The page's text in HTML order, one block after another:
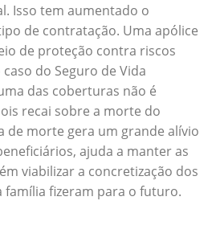
Isso tem aumentado o
de contratação. Uma apólice
de proteção contra riscos
do Seguro de Vida
das coberturas não é
recai sobre a morte do
de morte gera um grande alívio
ajuda a manter as
viabilizar a concretização dos
família fizeram para o futuro.